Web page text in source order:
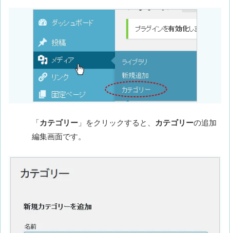
「カテゴリー 」をクリックすると、 カテゴリーの追加
編集画面です。